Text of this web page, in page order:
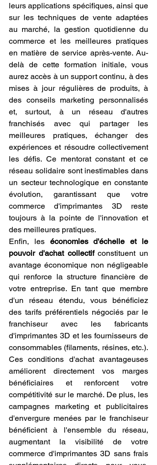
leurs applications spécifiques, ainsi que
sur les techniques de vente adaptées
au marché, la gestion quotidienne du
commerce et les meilleures pratiques
en matière de service après-vente. Au-
delà de cette formation initiale, vous
aurez accès à un support continu, à des
mises à jour régulières de produits, à
des conseils marketing personnalisés
et, surtout, à un réseau d'autres
franchisés avec qui partager les
meilleures pratiques, échanger des
expériences et résoudre collectivement
les défis. Ce mentorat constant et ce
réseau solidaire sont inestimables dans
un secteur technologique en constante
évolution, garantissant que votre
commerce d'imprimantes 3D reste
toujours à la pointe de l'innovation et
des meilleures pratiques.
Enfin, les économies d'échelle et le
pouvoir d'achat collectif constituent un
avantage économique non négligeable
qui renforce la structure financière de
votre entreprise. En tant que membre
d'un réseau étendu, vous bénéficiez
des tarifs préférentiels négociés par le
franchiseur avec les fabricants
d'imprimantes 3D et les fournisseurs de
consommables (filaments, résines, etc.).
Ces conditions d'achat avantageuses
améliorent directement vos marges
bénéficiaires et renforcent votre
compétitivité sur le marché. De plus, les
campagnes marketing et publicitaires
d'envergure menées par le franchiseur
bénéficient à l'ensemble du réseau,
augmentant la visibilité de votre
commerce d'imprimantes 3D sans frais